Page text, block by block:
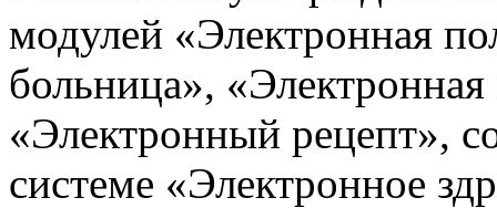
модулей «Электронная
больница»,
«Электронный рецепт»,
системе «Электронное